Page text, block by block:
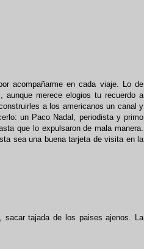
acompañarme en cada viaje. Lo de
aunque merece elogios tu recuerdo a
a los americanos un canal y
un Paco Nadal, periodista y primo
que lo expulsaron de mala manera.
sea una buena tarjeta de visita en la
tajada de los paises ajenos. La